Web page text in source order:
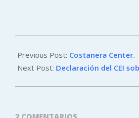
06-
05
Previous Post: Costanera Center.
Next Post: Declaración del CEI